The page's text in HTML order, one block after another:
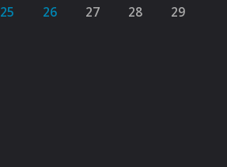
25 26 27 28
29